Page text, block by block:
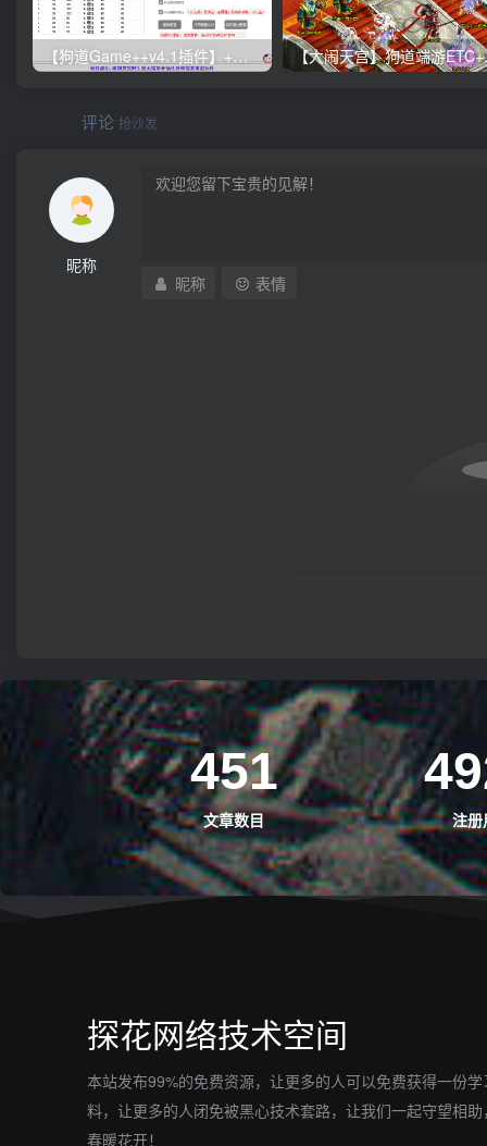
【大
评论 抢沙发
昵称
昵称
表情
451
文章数目 注册
探花网络技术空间
本站发布99%的免费资源，让更多的人可以免费获得一份学
料，让更多的人闭免被黑心技术套路，让我们一起守望相
春暖花开！